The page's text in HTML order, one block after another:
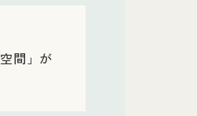
間」が